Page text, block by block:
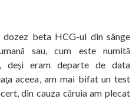
dozez beta HCG-ul din sânge
sau, cum este numită
deşi eram departe de data
aceea, am mai bifat un test
din cauza căruia am plecat